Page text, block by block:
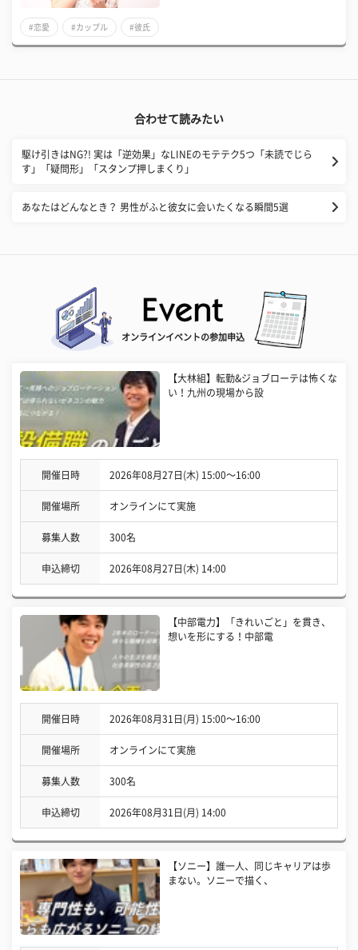
#恋愛 #カップル #彼氏
合わせて読みたい
​駆け引きはNG?! 実は「逆効果」なLINEのモテテク5つ「未読でじら
す」「疑問形」「スタンプ押しまくり」
あなたはどんなとき？ 男性がふと彼女に会いたくなる瞬間5選
オンラインイベントの参加申込
【大林組】転勤&ジョブローテは怖くな
い！九州の現場から設
開催日時 2026年08月27日(木) 15:00〜16:00
開催場所 オンラインにて実施
募集人数 300名
申込締切 2026年08月27日(木) 14:00
【中部電力】「きれいごと」を貫き、
想いを形にする！中部電
開催日時 2026年08月31日(月) 15:00〜16:00
開催場所 オンラインにて実施
募集人数 300名
申込締切 2026年08月31日(月) 14:00
【ソニー】誰一人、同じキャリアは歩
まない。ソニーで描く、